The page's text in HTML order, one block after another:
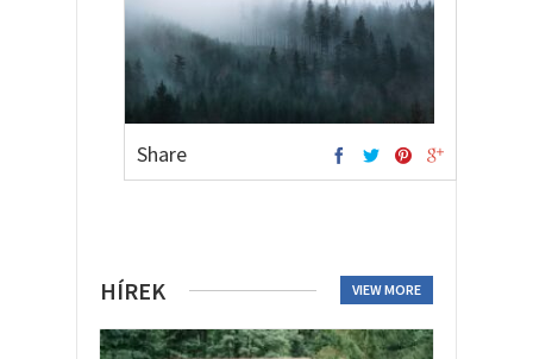
Share
HÍREK VIEW MORE